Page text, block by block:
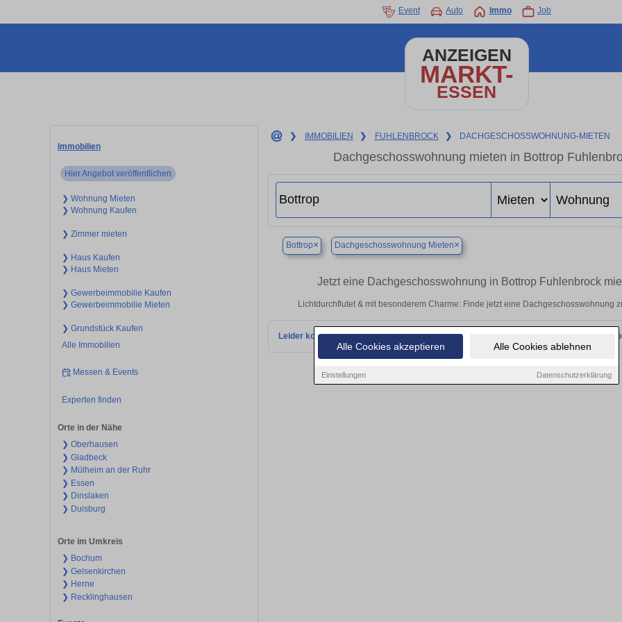
Alle Cookies akzeptieren Alle Cookies ablehnen
Einstellungen Datenschutzerklärung
Event Auto Immo Job
ANZEIGEN
MARKT-
ESSEN
Immobilien
Hier Angebot veröffentlichen
❯ Wohnung Mieten
❯ Wohnung Kaufen
❯ Zimmer mieten
❯ Haus Kaufen
❯ Haus Mieten
❯ Gewerbeimmobilie Kaufen
❯ Gewerbeimmobilie Mieten
❯ Grundstück Kaufen
Alle Immobilien
Messen & Events
Experten finden
Orte in der Nähe
❯ Oberhausen
❯ Gladbeck
❯ Mülheim an der Ruhr
❯ Essen
❯ Dinslaken
❯ Duisburg
Orte im Umkreis
❯ Bochum
❯ Gelsenkirchen
❯ Herne
❯ Recklinghausen
❯ IMMOBILIEN ❯ FUHLENBROCK ❯ DACHGESCHOSSWOHNUNG-MIETEN
Dachgeschosswohnung mieten in Bottrop
Bottrop× Dachgeschosswohnung Mieten×
Jetzt eine Dachgeschosswohnung in Bottrop Fuhlenbrock
Lichtdurchflutet & mit besonderem Charme: Finde jetzt eine Dachgeschosswohnung
Leider konnten wir derzeit keine passenden Objekte finden. Schauen Sie bald wieder